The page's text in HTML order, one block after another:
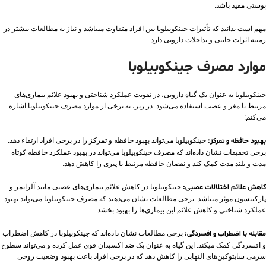
پوستی مفید باشد.
مهم است بدانید که تأثیرات جینکوبیلوبا بین افراد متفاوت میباشد و نیاز به مطالعات بیشتر در
زمینه اثرات جانبی و تداخلات دارویی دارد.
موارد مصرف جینکوبیلوبا
جینکوبیلوبا به عنوان یک گیاه دارویی، در تقویت عملکرد شناختی و بهبود علائم بیماری‌های
مرتبط با مغز و عصب استفاده می‌شود. در زیر، به برخی از موارد مصرف جینکوبیلوبا اشاره
می‌کنم:
بهبود حافظه و تمرکز: جینکوبیلوبا می‌تواند بهبود حافظه و تمرکز را در برخی افراد ارتقاء دهد.
برخی تحقیقات نشان داده‌اند که مصرف جینکوبیلوبا می‌تواند در بهبود عملکرد حافظه کوتاه
مدت و بلند مدت کمک کند و نقصان حافظه مرتبط با پیری را کاهش دهد.
کاهش علائم اختلالات عصبی: جینکوبیلوبا در کاهش علائم بیماری‌های عصبی مانند آلزایمر و
پارکینسون موثر میباشد. برخی مطالعات نشان می‌دهند که مصرف جینکوبیلوبا می‌تواند بهبود
عملکرد شناختی و کاهش علائم این بیماری‌ها را بهبود بخشد.
مقابله با اضطراب و افسردگی: برخی مطالعات نشان داده‌اند که جینکوبیلوبا در کاهش اضطراب
و افسردگی کمک میکند. این گیاه به عنوان یک ضد اکسیدان قوی عمل کرده و می‌تواند سطوح
سرمی سایتوکین‌های التهابی را کاهش دهد که در برخی افراد باعث بهبود وضعیت روحی